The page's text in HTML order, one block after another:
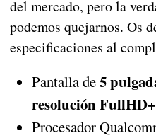
del mercado, pero la
podemos quejarnos. Os
especificaciones al
Pantalla de5
resolución FullHD+
Procesador